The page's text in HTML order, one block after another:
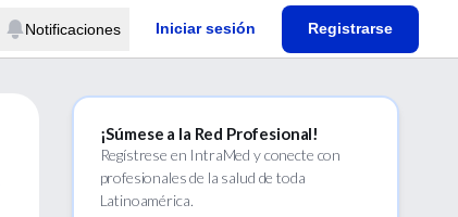
Notificaciones Iniciar sesión Registrarse
¡Súmese a la Red Profesional!
Regístrese en IntraMed y conecte con
profesionales de la salud de toda
Latinoamérica.